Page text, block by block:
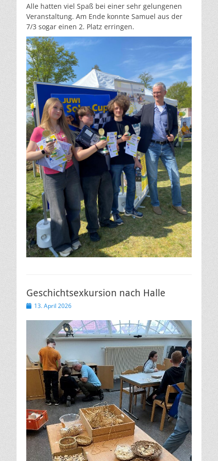
Alle hatten viel Spaß bei einer sehr gelungenen
Veranstaltung. Am Ende konnte Samuel aus der
7/3 sogar einen 2. Platz erringen.
Geschichtsexkursion nach Halle
Veröffentlicht
13. April 2026